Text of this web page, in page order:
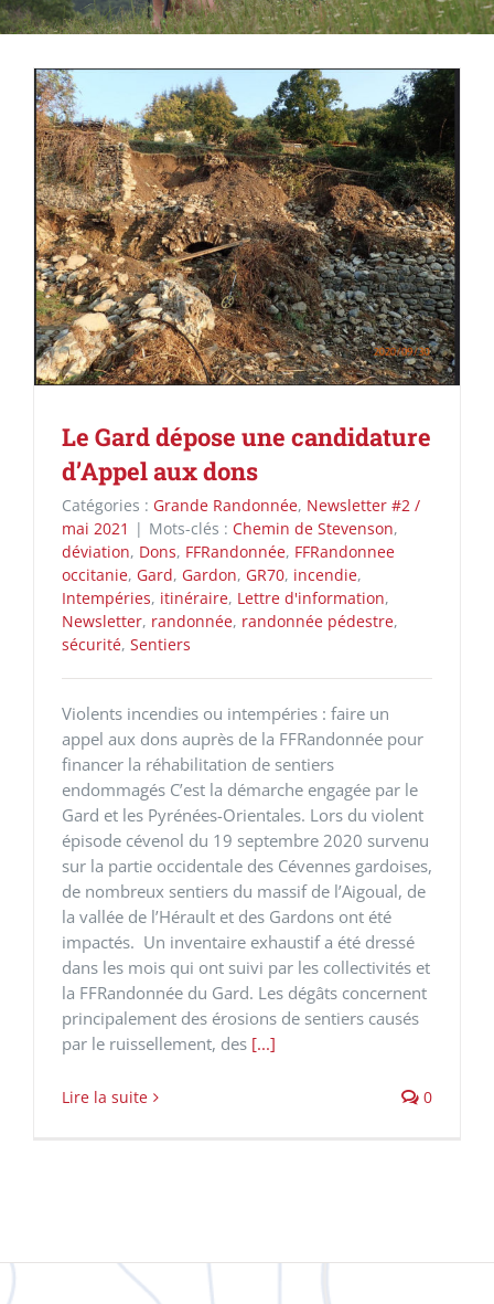
Le Gard dépose une candidature
d’Appel aux dons
Catégories : Grande Randonnée, Newsletter #2 /
mai 2021 | Mots-clés : Chemin de Stevenson,
déviation, Dons, FFRandonnée, FFRandonnee
occitanie, Gard, Gardon, GR70, incendie,
Intempéries, itinéraire, Lettre d'information,
Newsletter, randonnée, randonnée pédestre,
sécurité, Sentiers
Violents incendies ou intempéries : faire un
appel aux dons auprès de la FFRandonnée pour
financer la réhabilitation de sentiers
endommagés C’est la démarche engagée par le
Gard et les Pyrénées-Orientales. Lors du violent
épisode cévenol du 19 septembre 2020 survenu
sur la partie occidentale des Cévennes gardoises,
de nombreux sentiers du massif de l’Aigoual, de
la vallée de l’Hérault et des Gardons ont été
impactés. Un inventaire exhaustif a été dressé
dans les mois qui ont suivi par les collectivités et
la FFRandonnée du Gard. Les dégâts concernent
principalement des érosions de sentiers causés
par le ruissellement, des [...]
Lire la suite 0